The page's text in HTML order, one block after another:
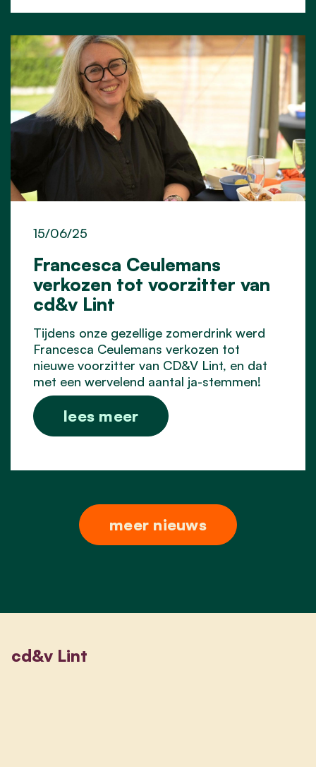
Francesca Ceulemans
verkozen tot voorzitter van
cd&v Lint
15/06/25
Tijdens onze gezellige zomerdrink werd
Francesca Ceulemans verkozen tot
nieuwe voorzitter van CD&V Lint, en dat
met een wervelend aantal ja-stemmen!
lees meer
meer nieuws
cd&v Lint